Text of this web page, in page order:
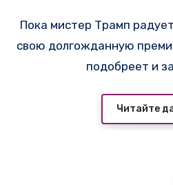
Пока мистер Трамп
свою долгожданную
подобреет и
Читайте